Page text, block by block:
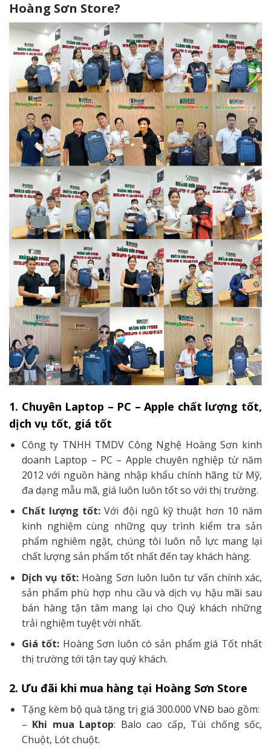
Hoàng Sơn Store?
1. Chuyên Laptop – PC – Apple chất lượng tốt,
dịch vụ tốt, giá tốt
Công ty TNHH TMDV Công Nghệ Hoàng Sơn kinh
doanh Laptop – PC – Apple chuyên nghiệp từ năm
2012 với nguồn hàng nhập khẩu chính hãng từ Mỹ,
đa dạng mẫu mã, giá luôn luôn tốt so với thị trường.
Chất lượng tốt: Với đội ngũ kỹ thuật hơn 10 năm
kinh nghiệm cùng những quy trình kiểm tra sản
phẩm nghiêm ngặt, chúng tôi luôn nỗ lực mang lại
chất lượng sản phẩm tốt nhất đến tay khách hàng.
Dịch vụ tốt: Hoàng Sơn luôn luôn tư vấn chính xác,
sản phẩm phù hợp nhu cầu và dịch vụ hậu mãi sau
bán hàng tận tâm mang lại cho Quý khách những
trải nghiệm tuyệt vời nhất.
Giá tốt: Hoàng Sơn luôn có sản phẩm giá Tốt nhất
thị trường tới tận tay quý khách.
2. Ưu đãi khi mua hàng tại Hoàng Sơn Store
Tặng kèm bộ quà tặng trị giá 300.000 VNĐ bao gồm:
– Khi mua Laptop: Balo cao cấp, Túi chống sốc,
Chuột, Lót chuột.